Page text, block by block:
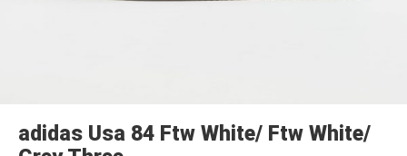
adidas Usa 84 Ftw White/ Ftw White/